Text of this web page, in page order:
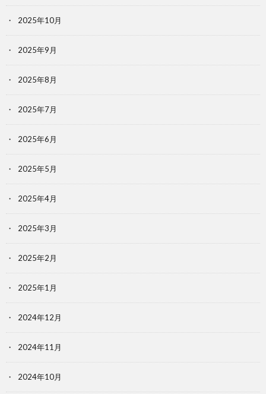
2025年10月
2025年9月
2025年8月
2025年7月
2025年6月
2025年5月
2025年4月
2025年3月
2025年2月
2025年1月
2024年12月
2024年11月
2024年10月